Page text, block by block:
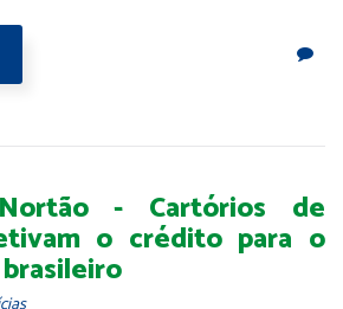
- Cartórios de
o crédito para o